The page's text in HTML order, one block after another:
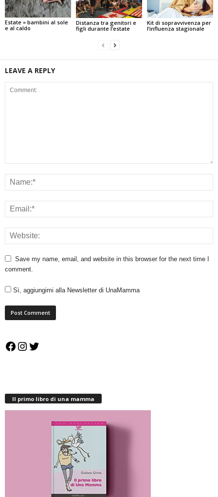
Estate = bambini al sole
e al caldo
Distanza tra genitori e
figli durante l’estate
Kit di sopravvivenza per
l’influenza stagionale
LEAVE A REPLY
Save my name, email, and website in this browser for the next time I
comment.
Sì, aggiungimi alla Newsletter di UnaMamma
Facebook
Instagram
Twitter
Il primo libro di una mamma